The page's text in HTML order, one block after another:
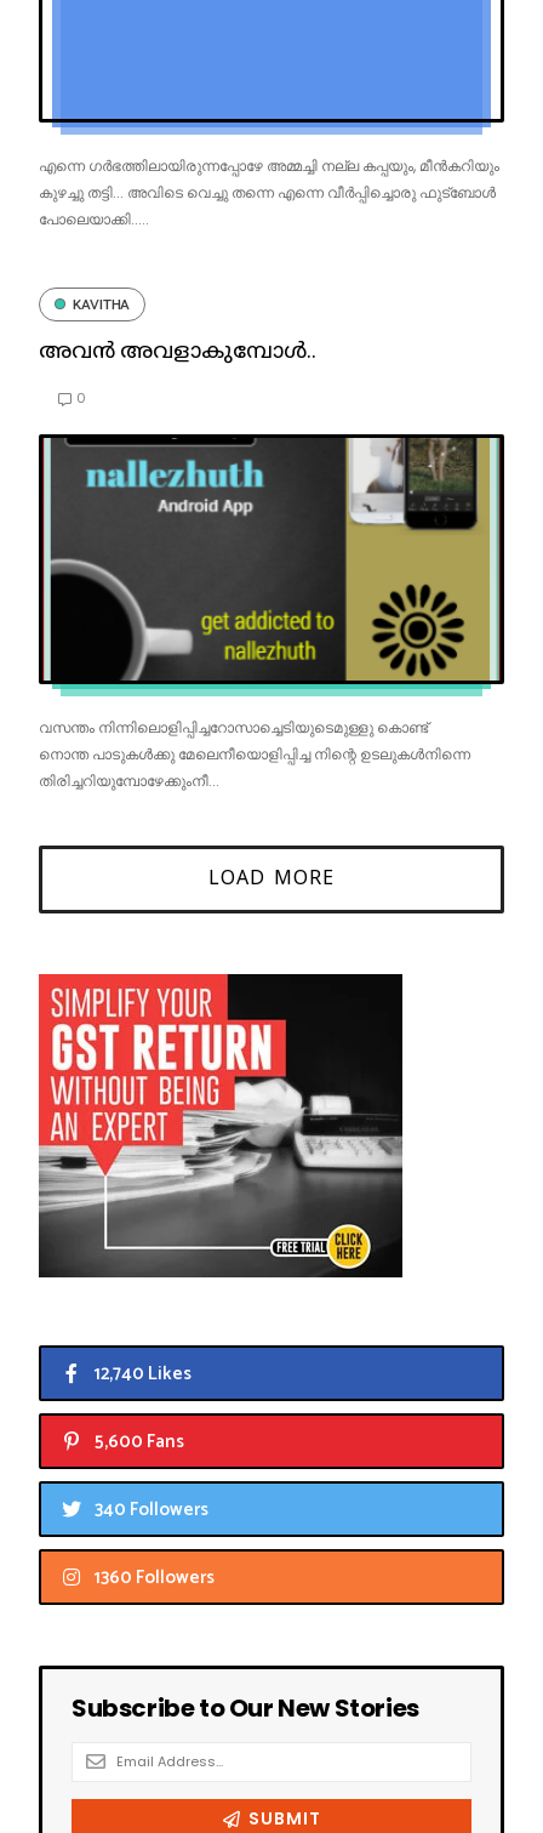
എന്നെ ഗർഭത്തിലായിരുന്നപ്പോഴേ അമ്മച്ചി നല്ല കപ്പയും, മീൻകറിയും
കുഴച്ചു തട്ടി... അവിടെ വെച്ചു തന്നെ എന്നെ വീർപ്പിച്ചൊരു ഫുട്ബോൾ
പോലെയാക്കി.....
KAVITHA
അവൻ അവളാകുമ്പോൾ..
0
വസന്തം നിന്നിലൊളിപ്പിച്ചറോസാച്ചെടിയുടെമുള്ളു കൊണ്ട്
നൊന്ത പാടുകൾക്കു മേലെനീയൊളിപ്പിച്ച നിന്റെ ഉടലുകൾനിന്നെ
തിരിച്ചറിയുമ്പോഴേക്കുംനീ...
12,740 Likes
5,600 Fans
340 Followers
1360 Followers